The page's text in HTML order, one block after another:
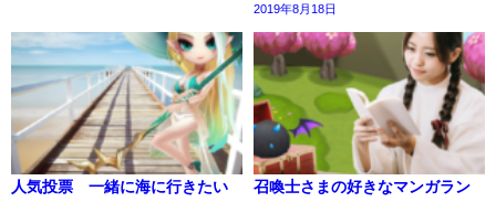
2019年8月18日
人気投票 一緒に海に行きたい
召喚士さまの好きなマンガラン